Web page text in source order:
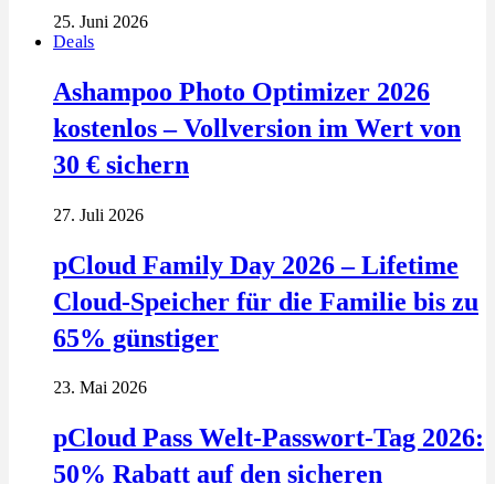
25. Juni 2026
Deals
Ashampoo Photo Optimizer 2026
kostenlos – Vollversion im Wert von
30 € sichern
27. Juli 2026
pCloud Family Day 2026 – Lifetime
Cloud-Speicher für die Familie bis zu
65% günstiger
23. Mai 2026
pCloud Pass Welt-Passwort-Tag 2026:
50% Rabatt auf den sicheren